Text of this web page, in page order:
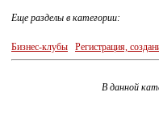
Еще разделы в категории:
Бизнес-клубы Регистрация,
В данной